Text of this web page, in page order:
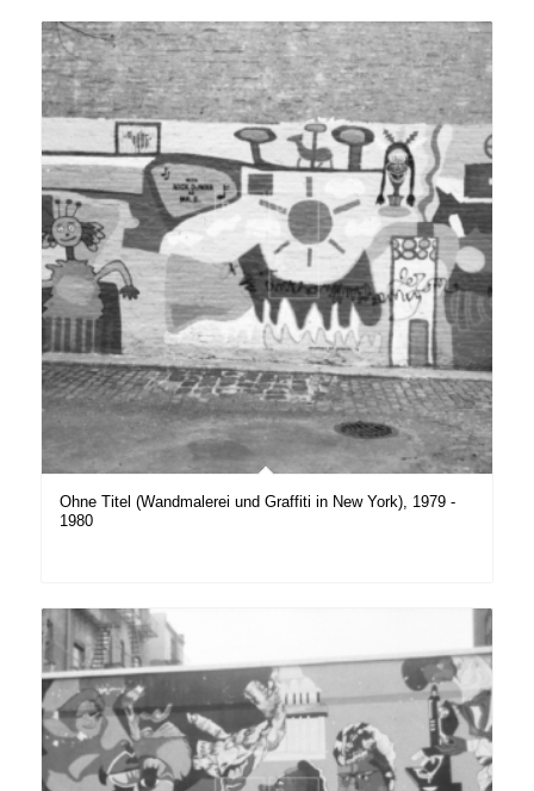
Ohne Titel (Wandmalerei und Graffiti in New York), 1979 -
1980